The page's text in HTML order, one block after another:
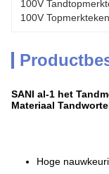
100V
100V
SANI al-1 het
Materiaal
Hoge